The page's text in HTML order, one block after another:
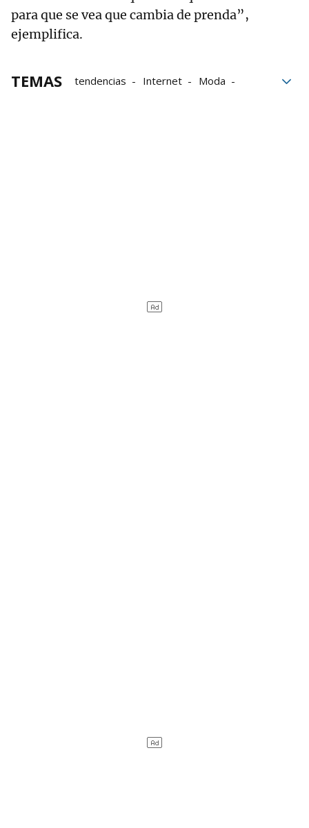
para que se vea que cambia de prenda”,
ejemplifica.
TEMAS tendencias Internet
Moda